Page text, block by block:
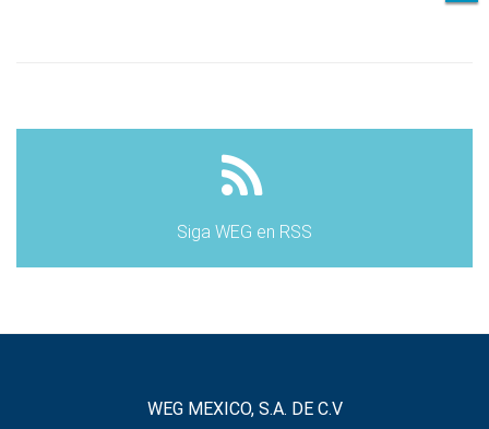
Siga WEG en RSS
WEG MEXICO, S.A. DE C.V